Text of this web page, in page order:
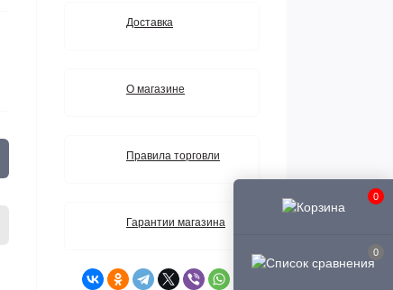
0
0
Доставка
О магазине
Правила торговли
Гарантии магазина